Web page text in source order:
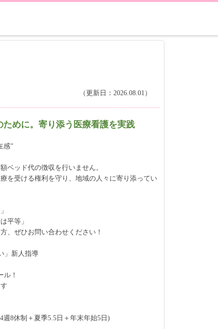
（更新日：2026.08.01）
めに。寄り添う医療看護を実践
感”
ベッド代の徴収を行いません。
を受ける権利を守り、地域の人々に寄り添ってい
平等」
、ぜひお問い合わせください！
」新人指導
ル！
週8休制＋夏季5.5日＋年末年始5日)